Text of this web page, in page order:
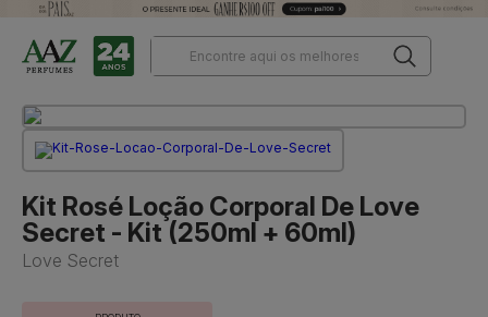
Kit Rosé Loção Corporal De Love
Secret - Kit (250ml + 60ml)
Love Secret